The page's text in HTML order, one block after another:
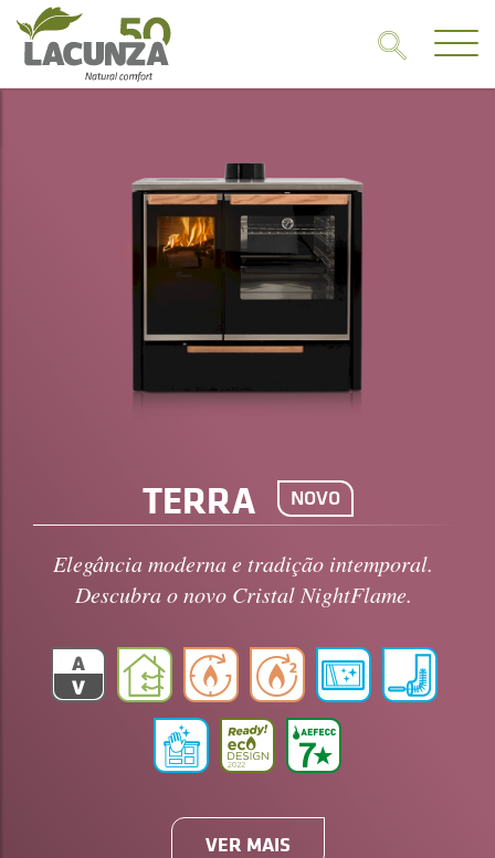
TERRA NOVO
Elegância moderna e tradição intemporal.
Descubra o novo Cristal NightFlame.
VER MAIS